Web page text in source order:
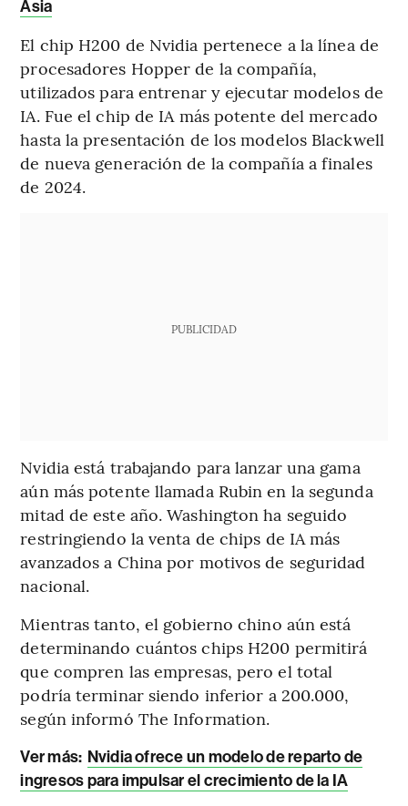
Asia
El chip H200 de Nvidia pertenece a la línea de
procesadores Hopper de la compañía,
utilizados para entrenar y ejecutar modelos de
IA. Fue el chip de IA más potente del mercado
hasta la presentación de los modelos Blackwell
de nueva generación de la compañía a finales
de 2024.
PUBLICIDAD
Nvidia está trabajando para lanzar una gama
aún más potente llamada Rubin en la segunda
mitad de este año. Washington ha seguido
restringiendo la venta de chips de IA más
avanzados a China por motivos de seguridad
nacional.
Mientras tanto, el gobierno chino aún está
determinando cuántos chips H200 permitirá
que compren las empresas, pero el total
podría terminar siendo inferior a 200.000,
según informó The Information.
Ver más: Nvidia ofrece un modelo de reparto de
ingresos para impulsar el crecimiento de la IA